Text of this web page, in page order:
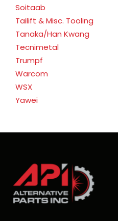
Soitaab
Tailift & Misc. Tooling
Tanaka/Han Kwang
Tecnimetal
Trumpf
Warcom
WSX
Yawei